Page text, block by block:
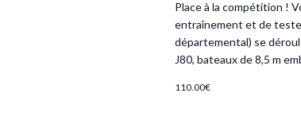
Place à la compétition !
entraînement et de
départemental) se
J80, bateaux de 8,5 m
110.00€